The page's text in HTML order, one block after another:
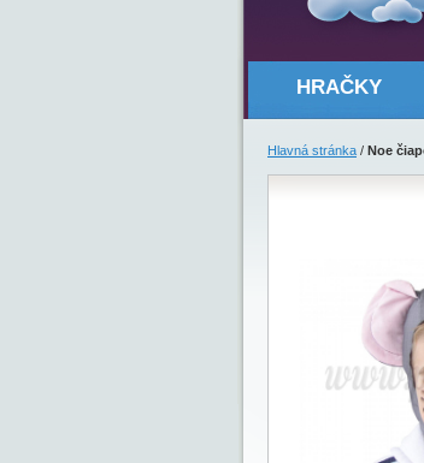
HRAČKY
Hlavná stránka / Noe